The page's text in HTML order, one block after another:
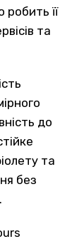
її
та
до
та
без